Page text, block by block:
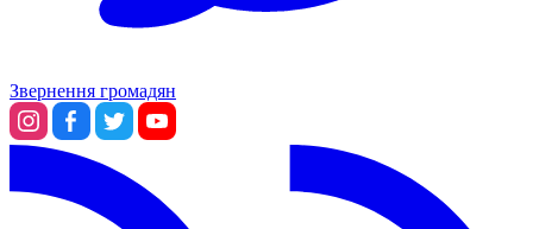
Звернення громадян